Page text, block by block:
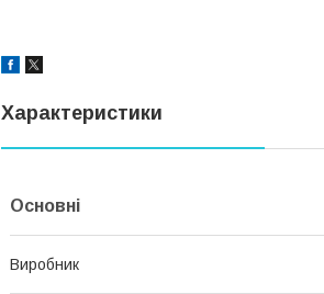
Характеристики
Основні
Виробник